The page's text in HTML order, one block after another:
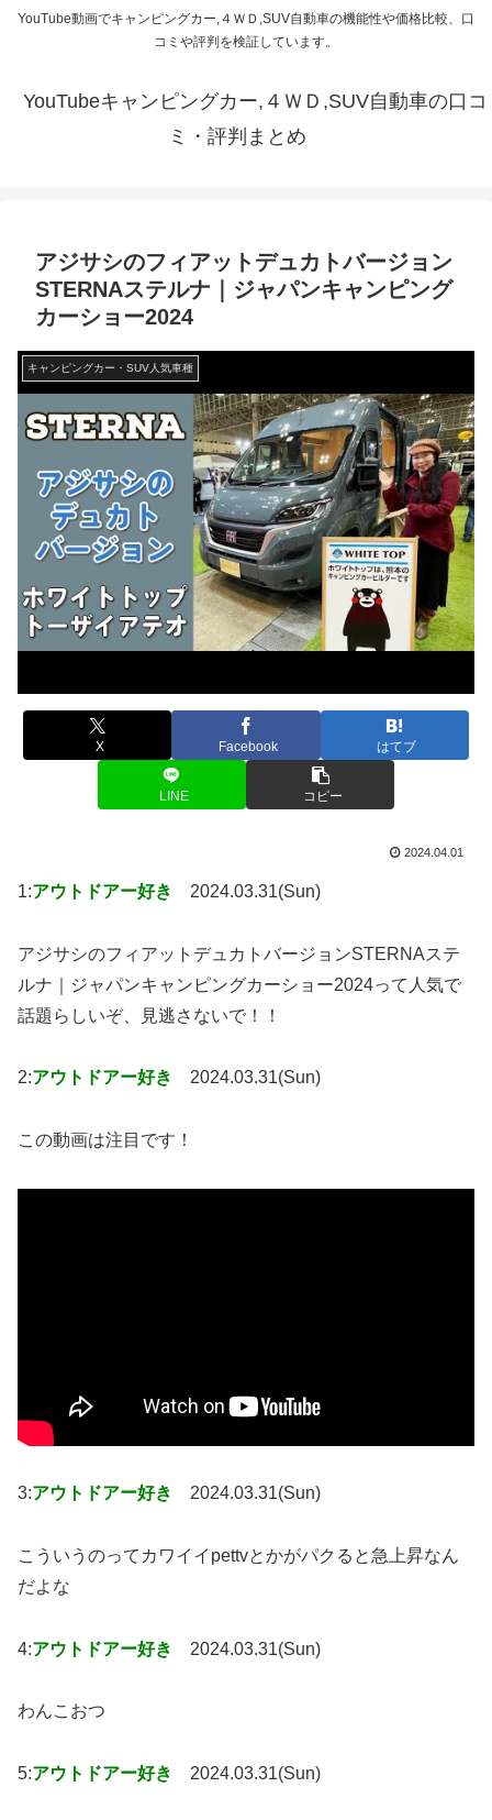
YouTube動画でキャンピングカー,４ＷＤ,SUV自動車の機能性や価格比較、口
コミや評判を検証しています。
YouTubeキャンピングカー,４ＷＤ,SUV自動車の口コ
ミ・評判まとめ
アジサシのフィアットデュカトバージョン
STERNAステルナ｜ジャパンキャンピング
カーショー2024
キャンピングカー・SUV人気車種
X Facebook はてブ
LINE コピー
2024.04.01
1:アウトドアー好き 2024.03.31(Sun)
アジサシのフィアットデュカトバージョンSTERNAステ
ルナ｜ジャパンキャンピングカーショー2024って人気で
話題らしいぞ、見逃さないで！！
2:アウトドアー好き 2024.03.31(Sun)
この動画は注目です！
3:アウトドアー好き 2024.03.31(Sun)
こういうのってカワイイpettvとかがパクると急上昇なん
だよな
4:アウトドアー好き 2024.03.31(Sun)
わんこおつ
5:アウトドアー好き 2024.03.31(Sun)